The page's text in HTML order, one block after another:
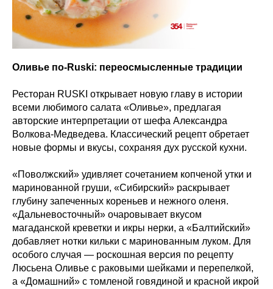
Оливье по-Ruski: переосмысленные традиции
Ресторан RUSKI открывает новую главу в истории
всеми любимого салата «Оливье», предлагая
авторские интерпретации от шефа Александра
Волкова-Медведева. Классический рецепт обретает
новые формы и вкусы, сохраняя дух русской кухни.
«Поволжский» удивляет сочетанием копченой утки и
маринованной груши, «Сибирский» раскрывает
глубину запеченных кореньев и нежного оленя.
«Дальневосточный» очаровывает вкусом
магаданской креветки и икры нерки, а «Балтийский»
добавляет нотки кильки с маринованным луком. Для
особого случая — роскошная версия по рецепту
Люсьена Оливье с раковыми шейками и перепелкой,
а «Домашний» с томленой говядиной и красной икрой